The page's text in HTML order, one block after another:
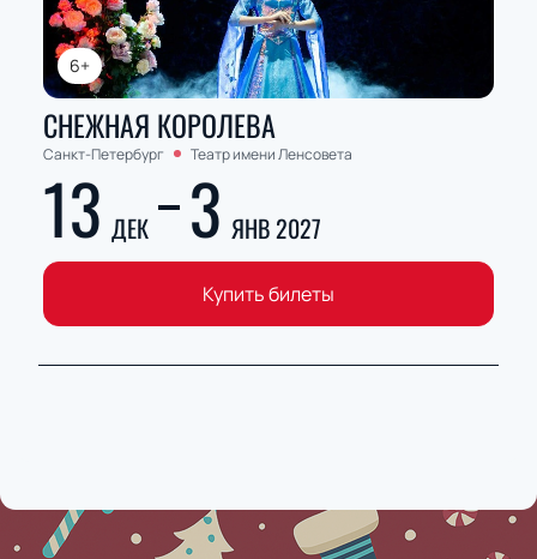
6+
СНЕЖНАЯ КОРОЛЕВА
Санкт-Петербург Театр имени Ленсовета
13 ДЕК 3 ЯНВ 2027
Купить билеты